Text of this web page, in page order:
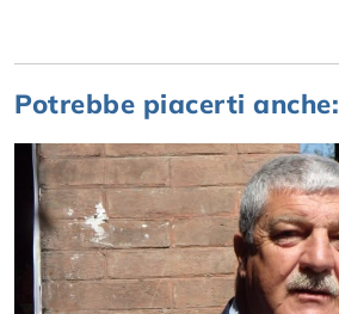
Potrebbe piacerti anche: